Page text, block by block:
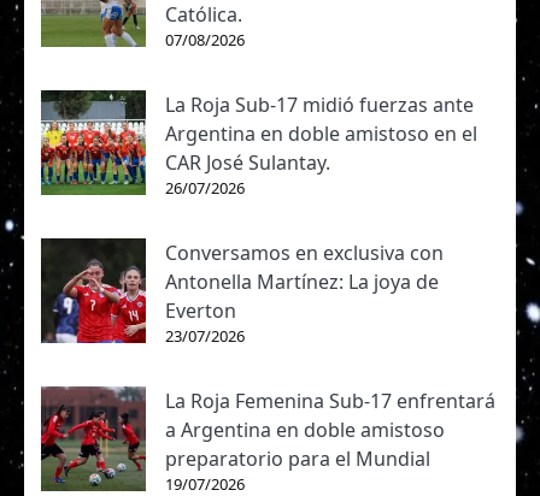
Católica.
07/08/2026
La Roja Sub-17 midió fuerzas ante
Argentina en doble amistoso en el
CAR José Sulantay.
26/07/2026
Conversamos en exclusiva con
Antonella Martínez: La joya de
Everton
23/07/2026
La Roja Femenina Sub-17 enfrentará
a Argentina en doble amistoso
preparatorio para el Mundial
19/07/2026